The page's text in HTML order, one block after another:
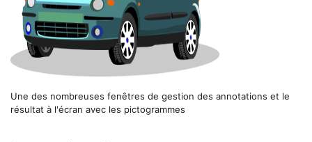
Une des nombreuses fenêtres de gestion des annotations et le
résultat à l'écran avec les pictogrammes